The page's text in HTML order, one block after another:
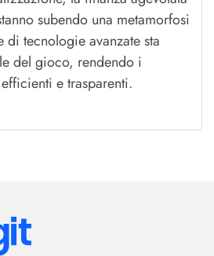
subendo una metamorfosi
di tecnologie avanzate sta
del gioco, rendendo i
e trasparenti.